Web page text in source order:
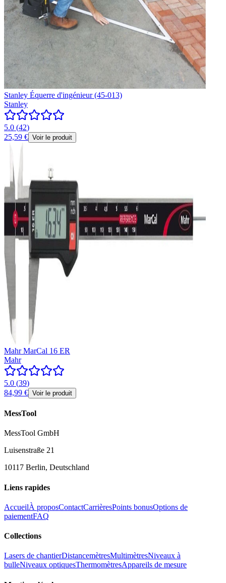
Stanley Équerre d'ingénieur (45-013)
Stanley
5.0 (42)
25,59 € Voir le produit
Mahr MarCal 16 ER
Mahr
5.0 (39)
84,99 € Voir le produit
MessTool
MessTool GmbH
Luisenstraße 21
10117 Berlin, Deutschland
Liens rapides
AccueilÀ proposContactCarrièresPoints bonusOptions de
paiementFAQ
Collections
Lasers de chantierDistancemètresMultimètresNiveaux à
bulleNiveaux optiquesThermomètresAppareils de mesure